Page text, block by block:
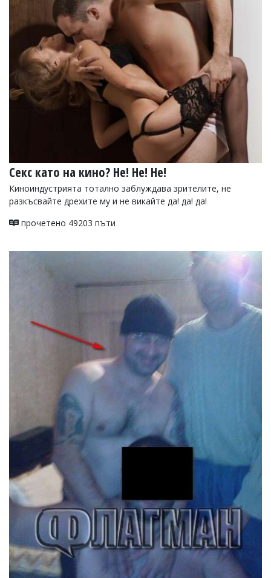
Секс като на кино? Не! Не! Не!
Киноиндустрията тотално заблуждава зрителите, не
разкъсвайте дрехите му и не викайте да! да! да!
прочетено 49203 пъти